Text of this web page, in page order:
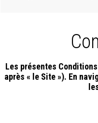
Les présentes
après « le Site »). En